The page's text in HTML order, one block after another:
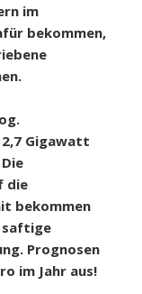
im
bekommen,
Gigawatt
die
bekommen
saftige
Prognosen
im Jahr aus!